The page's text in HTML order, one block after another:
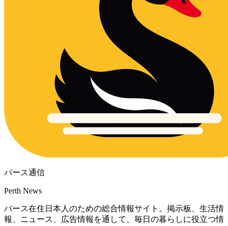
パース通信
Perth News
パース在住日本人のための総合情報サイト。掲示板、生活情
報、ニュース、広告情報を通して、毎日の暮らしに役立つ情